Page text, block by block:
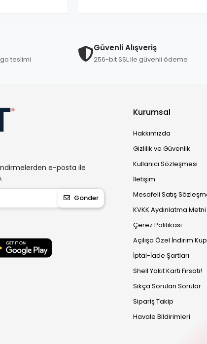
teslimi
Güvenli Alışveriş
256-bit SSL ile güvenli ödeme
e-posta ile
Gönder
Kurumsal
Hakkımızda
Gizlilik ve Güvenlik
Kullanıcı Sözleşmesi
İletişim
Mesafeli Satış
KVKK Aydınlatma Metni
Çerez Politikası
Açılışa Özel İndirim
İptal-İade Şartları
Shell Yakıt Kartı Fırsatı!
Sıkça Sorulan Sorular
Sipariş Takip
Havale Bildirimleri